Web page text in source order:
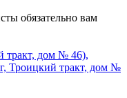
обязательно вам
тракт, дом № 46),
Троицкий тракт, дом №